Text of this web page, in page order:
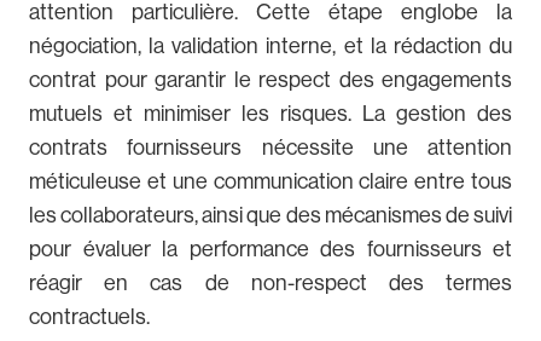
attention particulière. Cette étape englobe la
négociation, la validation interne, et la rédaction du
contrat pour garantir le respect des engagements
mutuels et minimiser les risques. La gestion des
contrats fournisseurs nécessite une attention
méticuleuse et une communication claire entre tous
les collaborateurs, ainsi que des mécanismes de suivi
pour évaluer la performance des fournisseurs et
réagir en cas de non-respect des termes
contractuels.